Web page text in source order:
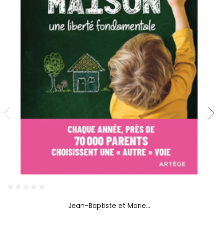
Jean-Baptiste et Marie...